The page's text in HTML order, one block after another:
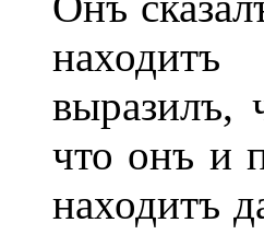
выразилъ,
что онъ и
находитъ